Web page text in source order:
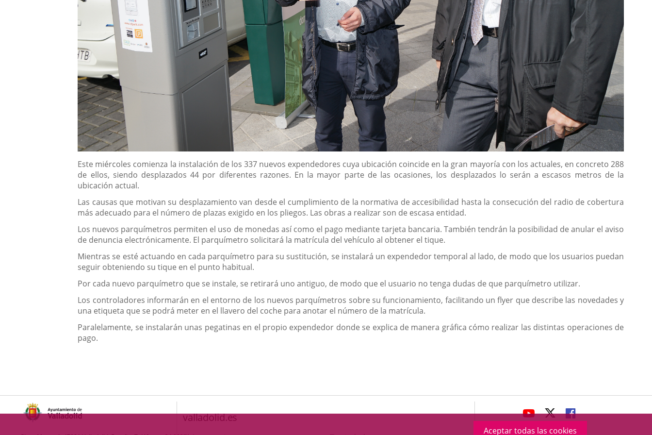
Aceptar todas las cookies
Descripción
Este miércoles comienza la instalación de los 337 nuevos expendedores cuya ubicación coincide en la gran mayoría con los actuales, en concreto 288
de ellos, siendo desplazados 44 por diferentes razones. En la mayor parte de las ocasiones, los desplazados lo serán a escasos metros de la
ubicación actual.
Las causas que motivan su desplazamiento van desde el cumplimiento de la normativa de accesibilidad hasta la consecución del radio de cobertura
más adecuado para el número de plazas exigido en los pliegos. Las obras a realizar son de escasa entidad.
Los nuevos parquímetros permiten el uso de monedas así como el pago mediante tarjeta bancaria. También tendrán la posibilidad de anular el aviso
de denuncia electrónicamente. El parquímetro solicitará la matrícula del vehículo al obtener el tique.
Mientras se esté actuando en cada parquímetro para su sustitución, se instalará un expendedor temporal al lado, de modo que los usuarios puedan
seguir obteniendo su tique en el punto habitual.
Por cada nuevo parquímetro que se instale, se retirará uno antiguo, de modo que el usuario no tenga dudas de que parquímetro utilizar.
Los controladores informarán en el entorno de los nuevos parquímetros sobre su funcionamiento, facilitando un flyer que describe las novedades y
una etiqueta que se podrá meter en el llavero del coche para anotar el número de la matrícula.
Paralelamente, se instalarán unas pegatinas en el propio expendedor donde se explica de manera gráfica cómo realizar las distintas operaciones de
pago.
valladolid.es avaHeaderSocial
ENLACE
A
ENLACE
A
ENLACE
A